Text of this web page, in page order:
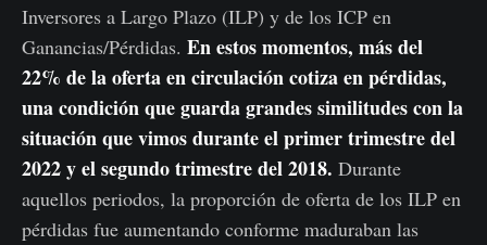
Inversores a Largo Plazo (ILP) y de los ICP en
Ganancias/Pérdidas. En estos momentos, más del
22% de la oferta en circulación cotiza en pérdidas,
una condición que guarda grandes similitudes con la
situación que vimos durante el primer trimestre del
2022 y el segundo trimestre del 2018. Durante
aquellos periodos, la proporción de oferta de los ILP en
pérdidas fue aumentando conforme maduraban las